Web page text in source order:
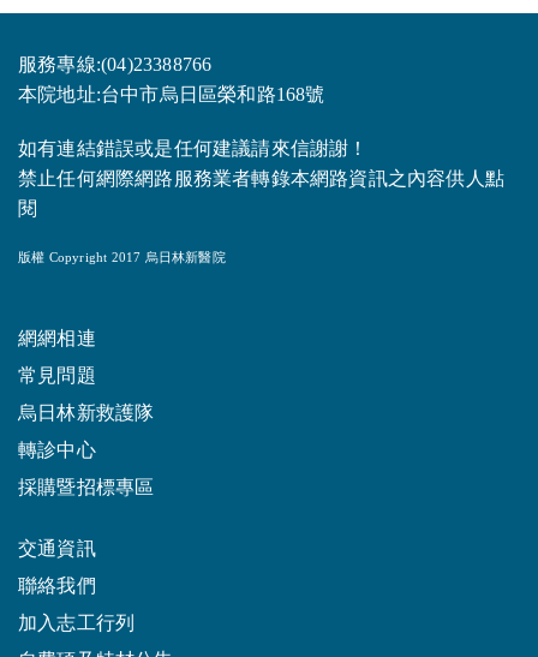
服務專線:(04)23388766
本院地址:台中市烏日區榮和路168號
如有連結錯誤或是任何建議請來信謝謝！
禁止任何網際網路服務業者轉錄本網路資訊之內容供人點
閱
版權 Copyright 2017 烏日林新醫院
網網相連
常見問題
烏日林新救護隊
轉診中心
採購暨招標專區
交通資訊
聯絡我們
加入志工行列